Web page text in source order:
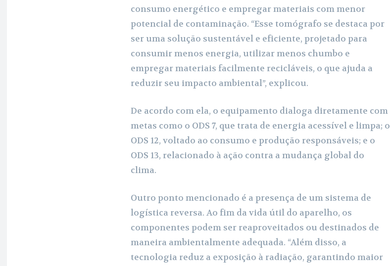
consumo energético e empregar materiais com menor
potencial de contaminação. “Esse tomógrafo se destaca por
ser uma solução sustentável e eficiente, projetado para
consumir menos energia, utilizar menos chumbo e
empregar materiais facilmente recicláveis, o que ajuda a
reduzir seu impacto ambiental”, explicou.
De acordo com ela, o equipamento dialoga diretamente com
metas como o ODS 7, que trata de energia acessível e limpa; o
ODS 12, voltado ao consumo e produção responsáveis; e o
ODS 13, relacionado à ação contra a mudança global do
clima.
Outro ponto mencionado é a presença de um sistema de
logística reversa. Ao fim da vida útil do aparelho, os
componentes podem ser reaproveitados ou destinados de
maneira ambientalmente adequada. “Além disso, a
tecnologia reduz a exposição à radiação, garantindo maior